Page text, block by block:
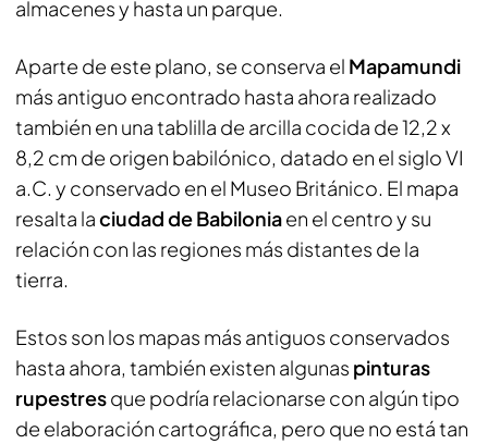
almacenes y hasta un parque.
Aparte de este plano, se conserva el Mapamundi
más antiguo encontrado hasta ahora realizado
también en una tablilla de arcilla cocida de 12,2 x
8,2 cm de origen babilónico, datado en el siglo VI
a.C. y conservado en el Museo Británico. El mapa
resalta laciudad de Babiloniaen el centro y su
relación con las regiones más distantes de la
tierra.
Estos son los mapas más antiguos conservados
hasta ahora, también existen algunas pinturas
rupestresque podría relacionarse con algún tipo
de elaboración cartográfica, pero que no está tan